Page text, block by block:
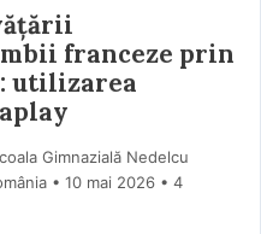
franceze prin
utilizarea
Gimnazială Nedelcu
10 mai 2026 • 4